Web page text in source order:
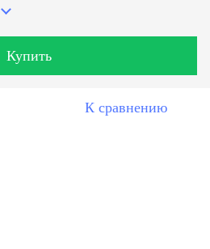
Купить
К сравнению